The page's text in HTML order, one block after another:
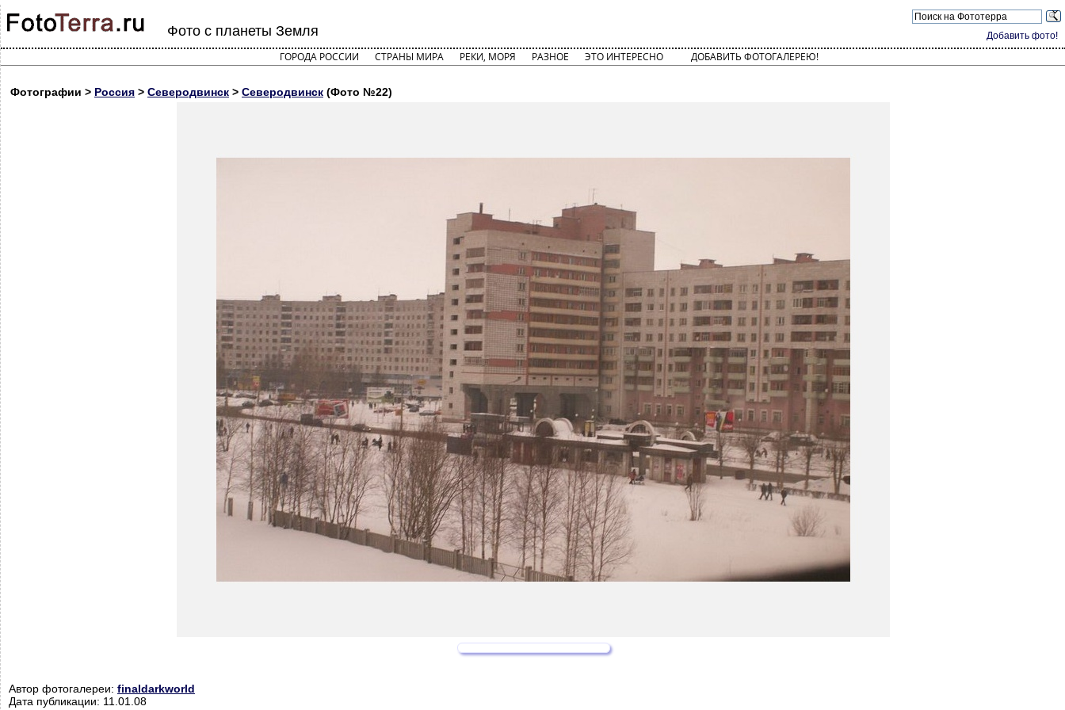
Добавить фото!
Фото с планеты Земля
ГОРОДА РОССИИ СТРАНЫ МИРА РЕКИ, МОРЯ РАЗНОЕ ЭТО ИНТЕРЕСНО ДОБАВИТЬ ФОТОГАЛЕРЕЮ!
Фотографии > Россия > Северодвинск > Северодвинск (Фото №22)
Автор фотогалереи: finaldarkworld
Дата публикации: 11.01.08